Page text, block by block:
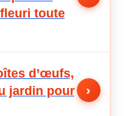
toute
d’œufs,
jardin pour
›